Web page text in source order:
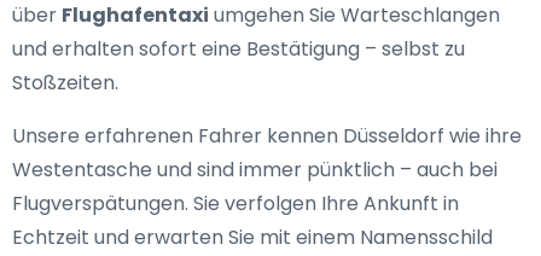
über Flughafentaxi umgehen Sie Warteschlangen
und erhalten sofort eine Bestätigung – selbst zu
Stoßzeiten.
Unsere erfahrenen Fahrer kennen Düsseldorf wie ihre
Westentasche und sind immer pünktlich – auch bei
Flugverspätungen. Sie verfolgen Ihre Ankunft in
Echtzeit und erwarten Sie mit einem Namensschild